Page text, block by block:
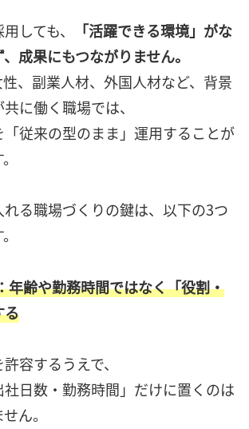
しても、
「活躍できる環境」がな
成果にもつながりません。
、副業人材、外国人材など、背景
に働く職場では、
従来の型のまま」運用することが
る職場づくりの鍵は、以下の3つ
齢や勤務時間ではなく「役割・
る
容するうえで、
日数・勤務時間」だけに置くのは
ん。